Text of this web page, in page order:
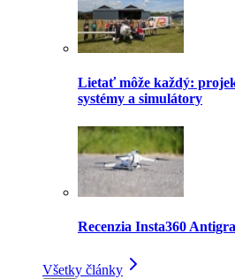
Lietať môže každý:
systémy a simulátory
Recenzia Insta360
Všetky články